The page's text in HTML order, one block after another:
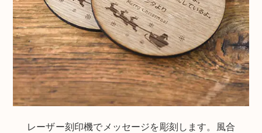
レーザー刻印機でメッセージを彫刻します。風合